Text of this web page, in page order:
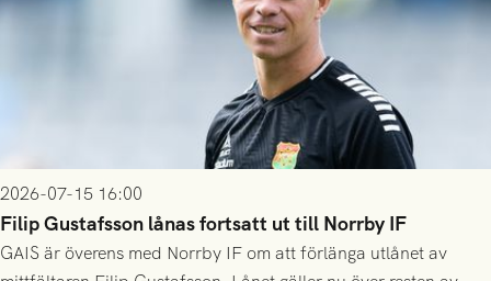
2026-07-15 16:00
Filip Gustafsson lånas fortsatt ut till Norrby IF
GAIS är överens med Norrby IF om att förlänga utlånet av